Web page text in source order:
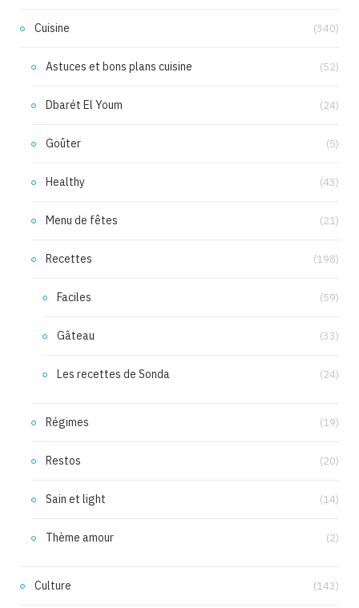
Cuisine (340)
Astuces et bons plans cuisine (52)
Dbarét El Youm (24)
Goûter (5)
Healthy (43)
Menu de fêtes (21)
Recettes (198)
Faciles (59)
Gâteau (33)
Les recettes de Sonda (24)
Régimes (19)
Restos (20)
Sain et light (14)
Thème amour (2)
Culture (143)